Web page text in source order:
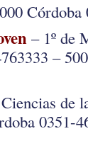
Córdoba
– 1º de
–
0351-